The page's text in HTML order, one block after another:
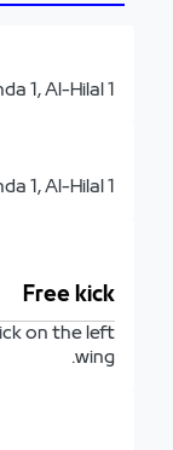
1, Al-Hilal 1.
1, Al-Hilal 1.
Free kick
on the left
wing.